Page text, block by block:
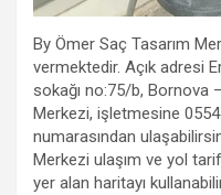
By Ömer Saç Tasarım
vermektedir. Açık adresi
sokağı no:75/b, Bornova
Merkezi, işletmesine
numarasından
Merkezi ulaşım ve yol
yer alan haritayı